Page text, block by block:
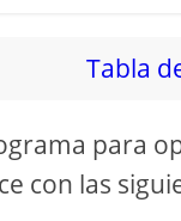
Tabla
para
con las